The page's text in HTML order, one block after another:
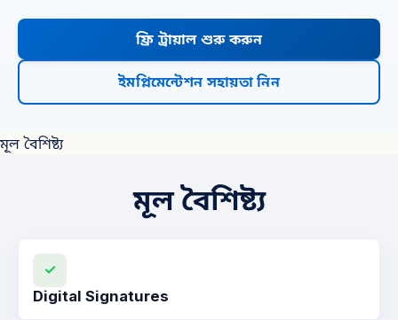
ফ্রি ট্রায়াল শুরু করুন
ইমপ্লিমেন্টেশন সহায়তা নিন
মূল বৈশিষ্ট্য
মূল বৈশিষ্ট্য
✓
Digital Signatures